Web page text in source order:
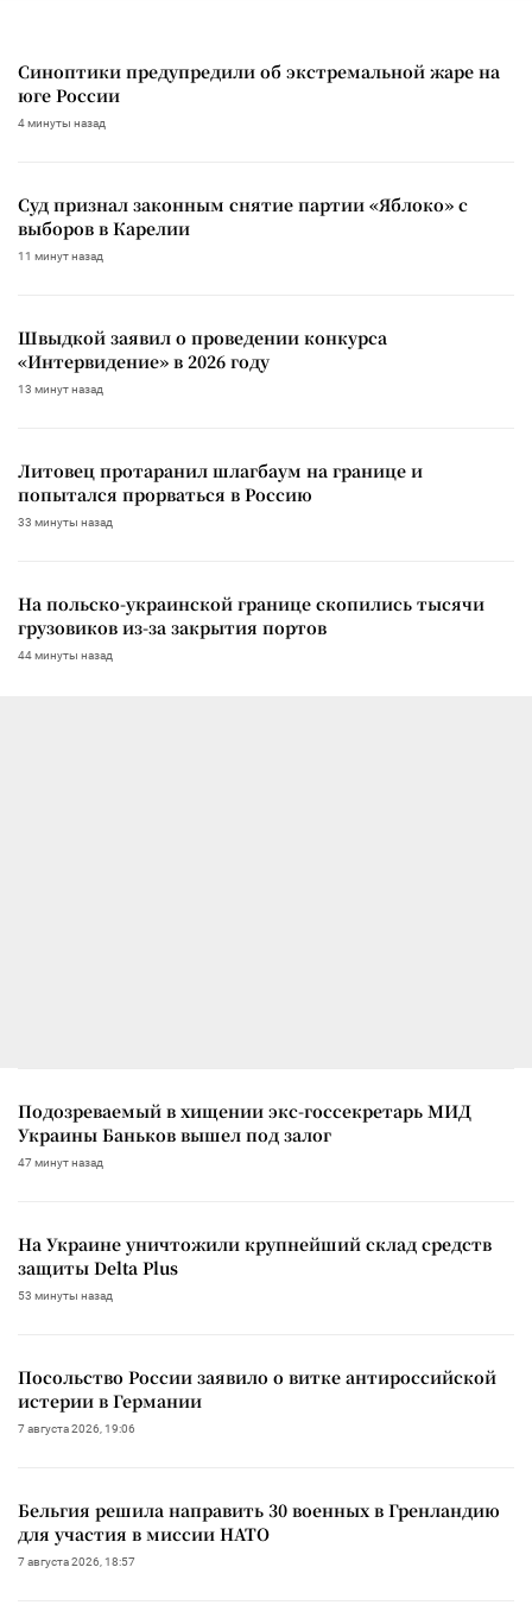
Синоптики предупредили об экстремальной жаре на
юге России
4 минуты назад
Суд признал законным снятие партии «Яблоко» с
выборов в Карелии
11 минут назад
Швыдкой заявил о проведении конкурса
«Интервидение» в 2026 году
13 минут назад
Литовец протаранил шлагбаум на границе и
попытался прорваться в Россию
33 минуты назад
На польско-украинской границе скопились тысячи
грузовиков из-за закрытия портов
44 минуты назад
Подозреваемый в хищении экс-госсекретарь МИД
Украины Баньков вышел под залог
47 минут назад
На Украине уничтожили крупнейший склад средств
защиты Delta Plus
53 минуты назад
Посольство России заявило о витке антироссийской
истерии в Германии
7 августа 2026, 19:06
Бельгия решила направить 30 военных в Гренландию
для участия в миссии НАТО
7 августа 2026, 18:57